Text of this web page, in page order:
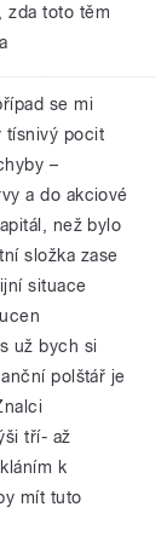
zda toto těm
se mi
tísnivý pocit
–
a do akciové
než bylo
složka zase
situace
už bych si
polštář je
tří- až
k
mít tuto